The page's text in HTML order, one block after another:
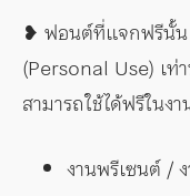
❥ ฟอนต์ที่แจกฟรีนั้น
(Personal Use) เท่
สามารถใช้ได้ฟรีในง
งานพรีเซนต์ /